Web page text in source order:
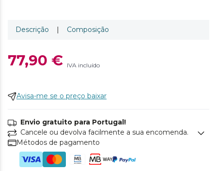
Descrição | Composição
77,90 € IVA incluído
Avisa-me se o preço baixar
Envio gratuito para Portugal!
Cancele ou devolva facilmente a sua encomenda.
Métodos de pagamento